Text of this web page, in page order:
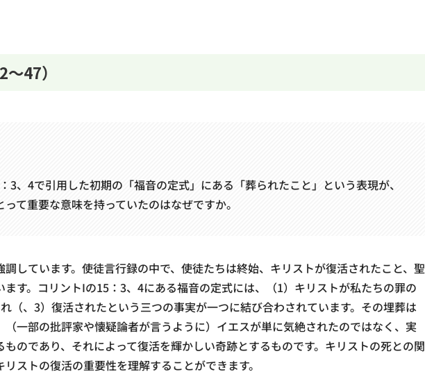
47）
3、4で引用した初期の「福音の定式」にある「葬られたこと」という表現が、
て重要な意味を持っていたのはなぜですか。
しています。使徒言行録の中で、使徒たちは終始、キリストが復活されたこと、聖
す。コリントIの15：3、4にある福音の定式には、（1）キリストが私たちの罪の
（、3）復活されたという三つの事実が一つに結び合わされています。その埋葬は
一部の批評家や懐疑論者が言うように）イエスが単に気絶されたのではなく、実
のであり、それによって復活を輝かしい奇跡とするものです。キリストの死との関
ストの復活の重要性を理解することができます。